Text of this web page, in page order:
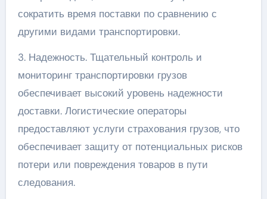
сократить время поставки по сравнению с
другими видами транспортировки.
3. Надежность. Тщательный контроль и
мониторинг транспортировки грузов
обеспечивает высокий уровень надежности
доставки. Логистические операторы
предоставляют услуги страхования грузов, что
обеспечивает защиту от потенциальных рисков
потери или повреждения товаров в пути
следования.